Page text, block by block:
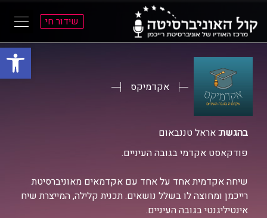
פתח
שידור חי
אקדמיקס
בהגשת:אראל טננבאום
פודקאסט אקדמי בגובה העיניים.
שיחה אקדמית אחד על אחד עם אקדמאים מאוניברסיטת
רייכמן ומחוצה לו בשלל נושאים. תכנית קלילה, המייצרת שיח
אינטיליגנטי בגובה העיניים.